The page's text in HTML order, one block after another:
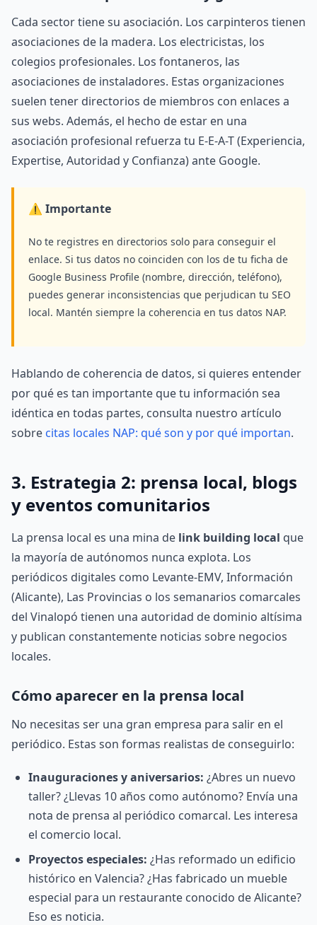
Cada sector tiene su asociación. Los carpinteros tienen
asociaciones de la madera. Los electricistas, los
colegios profesionales. Los fontaneros, las
asociaciones de instaladores. Estas organizaciones
suelen tener directorios de miembros con enlaces a
sus webs. Además, el hecho de estar en una
asociación profesional refuerza tu E-E-A-T (Experiencia,
Expertise, Autoridad y Confianza) ante Google.
⚠️ Importante
No te registres en directorios solo para conseguir el
enlace. Si tus datos no coinciden con los de tu ficha de
Google Business Profile (nombre, dirección, teléfono),
puedes generar inconsistencias que perjudican tu SEO
local. Mantén siempre la coherencia en tus datos NAP.
Hablando de coherencia de datos, si quieres entender
por qué es tan importante que tu información sea
idéntica en todas partes, consulta nuestro artículo
sobre citas locales NAP: qué son y por qué importan.
3. Estrategia 2: prensa local, blogs
y eventos comunitarios
La prensa local es una mina de link building local que
la mayoría de autónomos nunca explota. Los
periódicos digitales como Levante-EMV, Información
(Alicante), Las Provincias o los semanarios comarcales
del Vinalopó tienen una autoridad de dominio altísima
y publican constantemente noticias sobre negocios
locales.
Cómo aparecer en la prensa local
No necesitas ser una gran empresa para salir en el
periódico. Estas son formas realistas de conseguirlo:
Inauguraciones y aniversarios: ¿Abres un nuevo
taller? ¿Llevas 10 años como autónomo? Envía una
nota de prensa al periódico comarcal. Les interesa
el comercio local.
Proyectos especiales: ¿Has reformado un edificio
histórico en Valencia? ¿Has fabricado un mueble
especial para un restaurante conocido de Alicante?
Eso es noticia.